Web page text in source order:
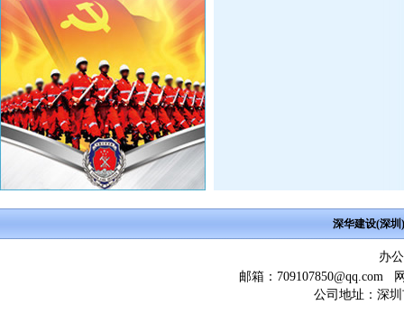
深华建设(深
办
邮箱： 709107850@qq.com
公司地址：深